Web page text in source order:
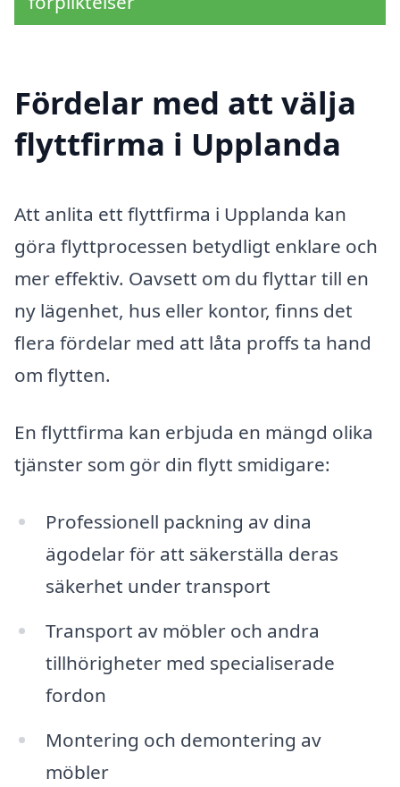
Fördelar med att välja
flyttfirma i Upplanda
Att anlita ett flyttfirma i Upplanda kan
göra flyttprocessen betydligt enklare och
mer effektiv. Oavsett om du flyttar till en
ny lägenhet, hus eller kontor, finns det
flera fördelar med att låta proffs ta hand
om flytten.
En flyttfirma kan erbjuda en mängd olika
tjänster som gör din flytt smidigare:
Professionell packning av dina
ägodelar för att säkerställa deras
säkerhet under transport
Transport av möbler och andra
tillhörigheter med specialiserade
fordon
Montering och demontering av
möbler